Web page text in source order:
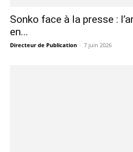
Sonko face à la presse :
en...
Directeur de Publication - 7 juin 2026